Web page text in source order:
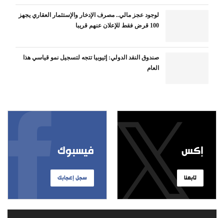
لوجود عجز مالي.. مصرف الإدخار والإستثمار العقاري يجهز
100 قرض فقط للإعلان عنهم قريبا
صندوق النقد الدولي: إثيوبيا تتجه لتسجيل نمو قياسي هذا
العام
فيسبوك
سجل إعجابك
إكس
تابعنا